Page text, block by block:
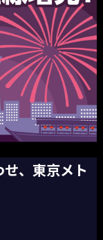
せ、東京メト